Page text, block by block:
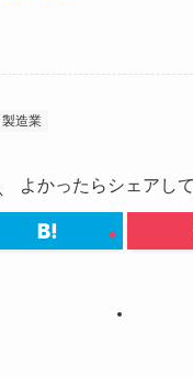
製造業
よかったらシェアして